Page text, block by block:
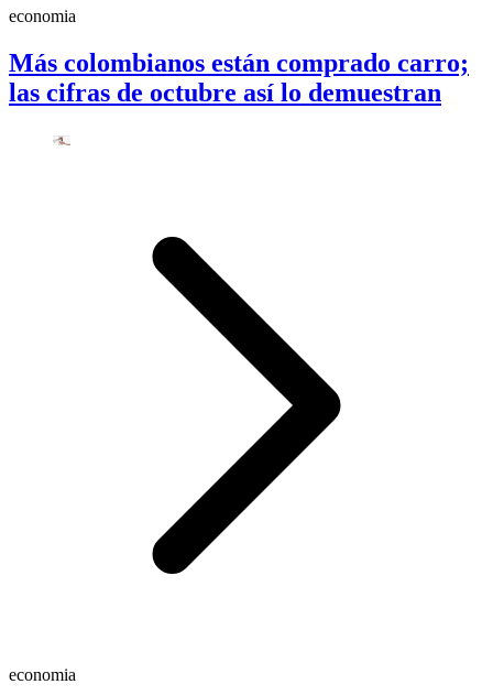
economia
Más colombianos están comprado carro;
las cifras de octubre así lo demuestran
economia